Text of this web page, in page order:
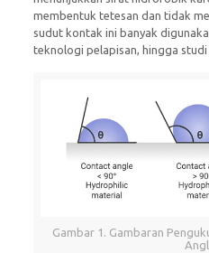
membentuk tetesan dan tidak
sudut kontak ini banyak
teknologi pelapisan, hingga
Gambar 1. Gambaran